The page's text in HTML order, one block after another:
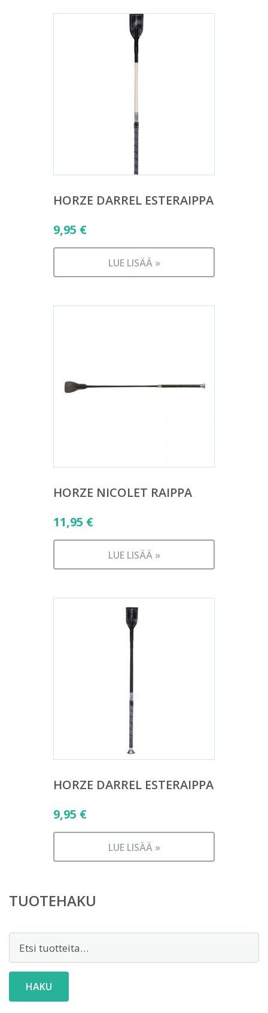
HORZE DARREL ESTERAIPPA
9,95 €
LUE LISÄÄ »
HORZE NICOLET RAIPPA
11,95 €
LUE LISÄÄ »
HORZE DARREL ESTERAIPPA
9,95 €
LUE LISÄÄ »
TUOTEHAKU
HAKU